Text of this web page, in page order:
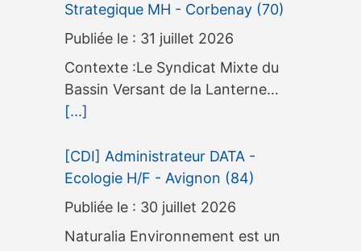
Strategique MH - Corbenay (70)
31 juillet 2026
Contexte :Le Syndicat Mixte du
Bassin Versant de la Lanterne…
[...]
[CDI] Administrateur DATA -
Ecologie H/F - Avignon (84)
30 juillet 2026
Naturalia Environnement est un